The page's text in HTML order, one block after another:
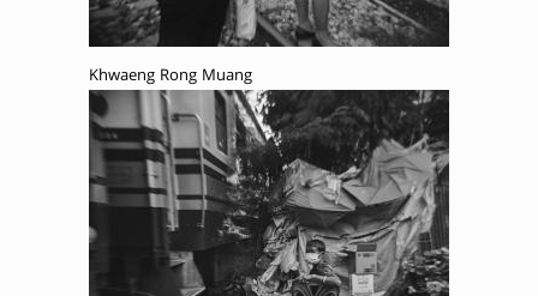
Khwaeng Rong Muang